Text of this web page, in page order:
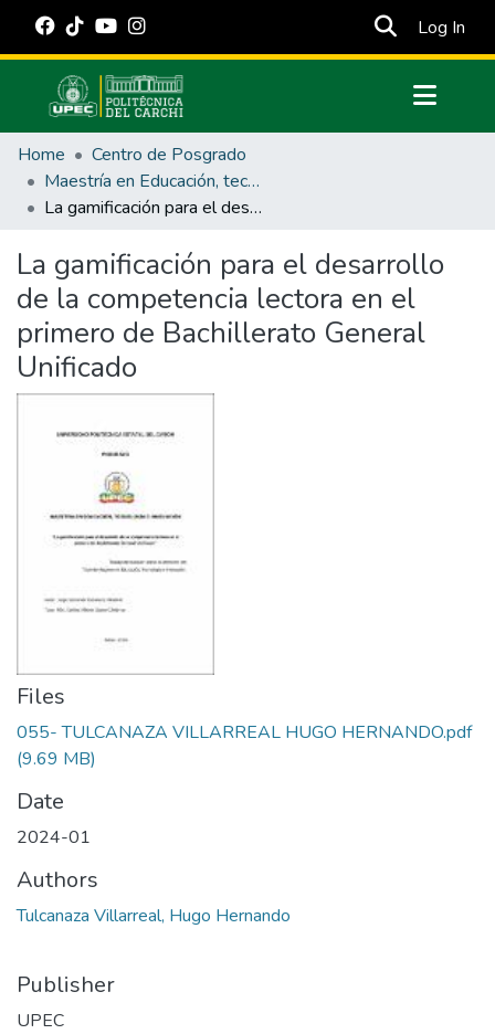
Log In
Communities & Collections
All of DSpace
Statistics
Estadísticas Externas
Manuales
Home
Centro de Posgrado
Maestría en Educación, tecnología e innovación.
La gamificación para el desarrollo de la competencia lectora en el primero de Bachillerato General Unificado
La gamificación para el desarrollo
de la competencia lectora en el
primero de Bachillerato General
Unificado
Files
055- TULCANAZA VILLARREAL HUGO HERNANDO.pdf
(9.69 MB)
Date
2024-01
Authors
Tulcanaza Villarreal, Hugo Hernando
Publisher
UPEC